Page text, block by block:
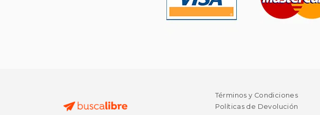
Términos y Condiciones
Políticas de Devolución